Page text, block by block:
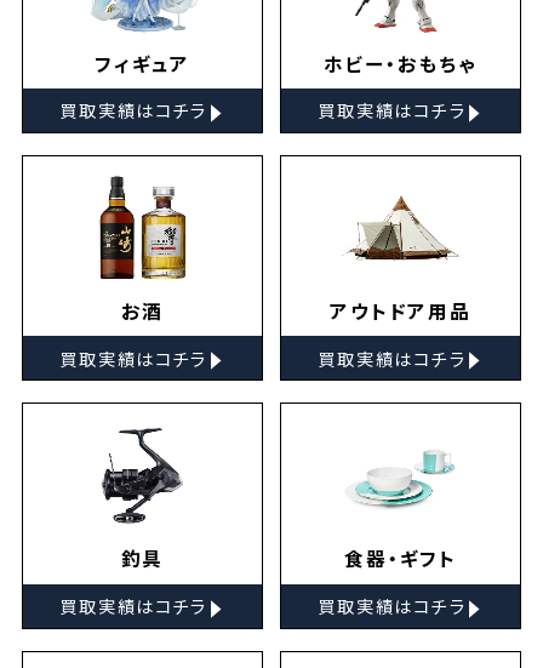
フィギュア
買取実績はコチラ ▸
ホビー・おもちゃ
買取実績はコチラ ▸
お酒
買取実績はコチラ ▸
アウトドア用品
買取実績はコチラ ▸
釣具
買取実績はコチラ ▸
食器・ギフト
買取実績はコチラ ▸